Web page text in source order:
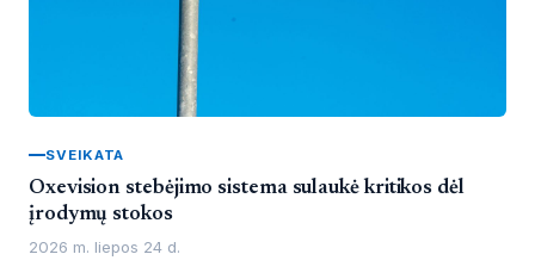
SVEIKATA
Oxevision stebėjimo sistema sulaukė kritikos dėl
įrodymų stokos
2026 m. liepos 24 d.